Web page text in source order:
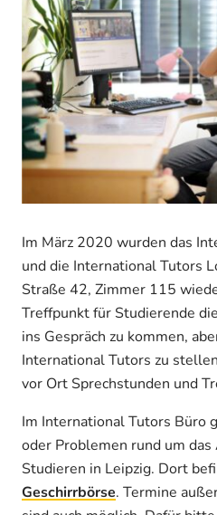
Im März 2020 wurden das
und die International Tutors
Straße 42, Zimmer 115
Treffpunkt für Studierende
ins Gespräch zu kommen,
International Tutors zu
vor Ort Sprechstunden und
Im International Tutors Büro
oder Problemen rund um
Studieren in Leipzig. Dort
Geschirrbörse. Termine